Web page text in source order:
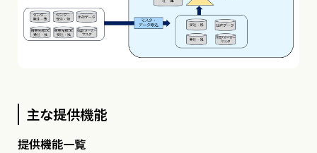
主な提供機能
提供機能一覧